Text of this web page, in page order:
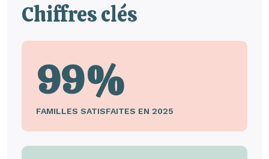
Chiffres clés
99%
FAMILLES SATISFAITES EN 2025